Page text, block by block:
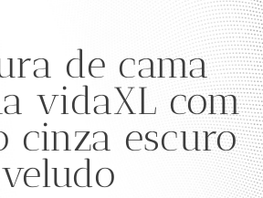
de cama
vidaXL com
cinza escuro
veludo